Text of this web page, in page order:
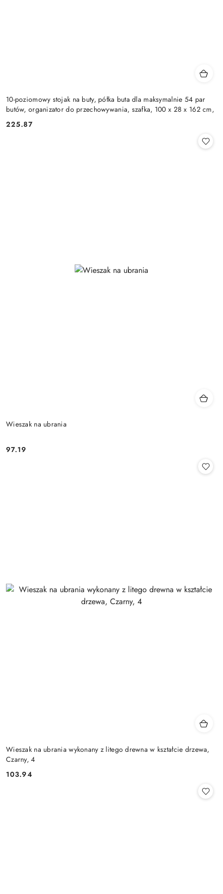
10-poziomowy stojak na buty, półka buta dla maksymalnie 54 par
butów, organizator do przechowywania, szafka, 100 x 28 x 162 cm,
Cena:
225.87
Wieszak na ubrania
Cena:
97.19
Wieszak na ubrania wykonany z litego drewna w kształcie drzewa,
Czarny, 4
Cena:
103.94